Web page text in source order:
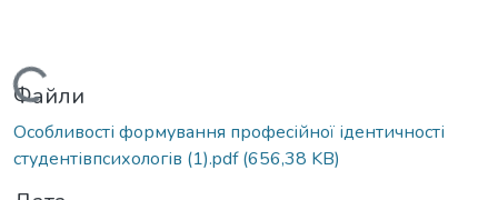
Вантажиться...
Файли
Особливості формування професійної ідентичності
студентівпсихологів (1).pdf(656,38 KB)